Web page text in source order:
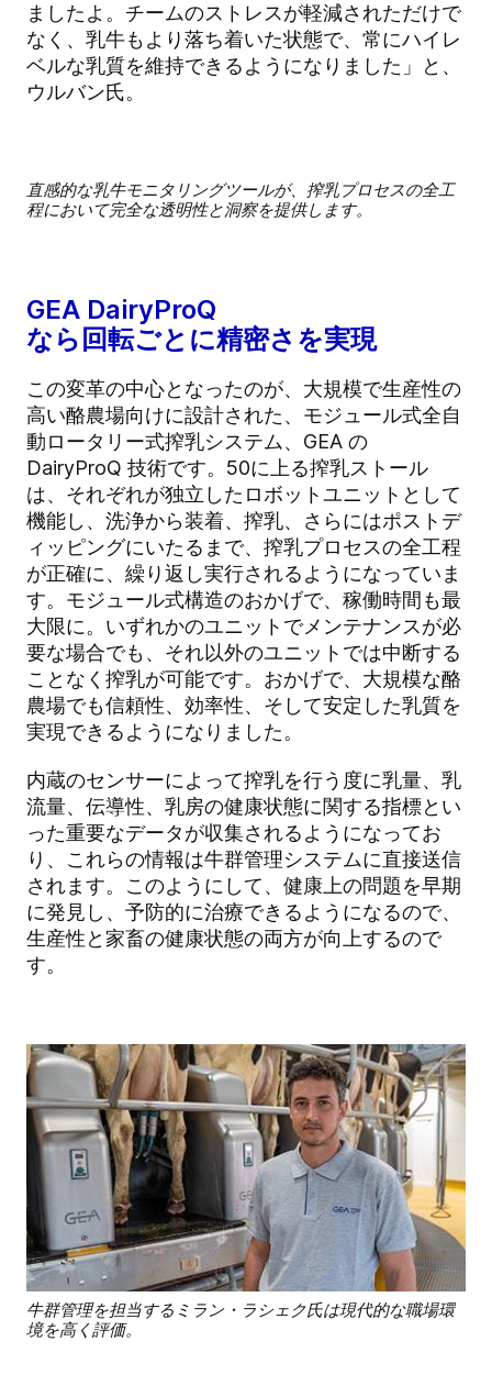
ましたよ。チームのストレスが軽減されただけで
なく、乳牛もより落ち着いた状態で、常にハイレ
ベルな乳質を維持できるようになりました」と、
ウルバン氏。
直感的な乳牛モニタリングツールが、搾乳プロセスの全工
程において完全な透明性と洞察を提供します。
GEA DairyProQ
なら回転ごとに精密さを実現
この変革の中心となったのが、大規模で生産性の
高い酪農場向けに設計された、モジュール式全自
動ロータリー式搾乳システム、GEA の
DairyProQ 技術です。50に上る搾乳ストール
は、それぞれが独立したロボットユニットとして
機能し、洗浄から装着、搾乳、さらにはポストデ
ィッピングにいたるまで、搾乳プロセスの全工程
が正確に、繰り返し実行されるようになっていま
す。モジュール式構造のおかげで、稼働時間も最
大限に。いずれかのユニットでメンテナンスが必
要な場合でも、それ以外のユニットでは中断する
ことなく搾乳が可能です。おかげで、大規模な酪
農場でも信頼性、効率性、そして安定した乳質を
実現できるようになりました。
内蔵のセンサーによって搾乳を行う度に乳量、乳
流量、伝導性、乳房の健康状態に関する指標とい
った重要なデータが収集されるようになってお
り、これらの情報は牛群管理システムに直接送信
されます。このようにして、健康上の問題を早期
に発見し、予防的に治療できるようになるので、
生産性と家畜の健康状態の両方が向上するので
す。
牛群管理を担当するミラン・ラシェク氏は現代的な職場環
境を高く評価。